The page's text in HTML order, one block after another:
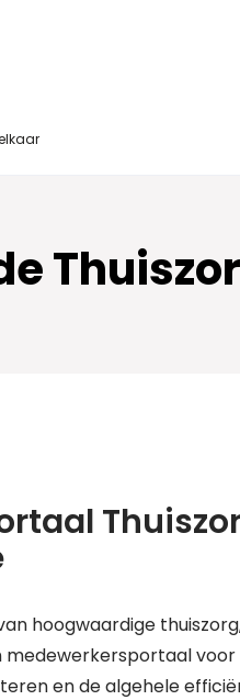
hoogwaardige
medewerkersportaal
en de algehele